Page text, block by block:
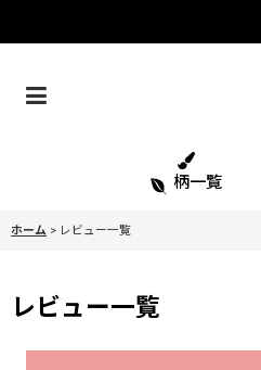
柄一覧
ホーム > レビュー一覧
レビュー一覧